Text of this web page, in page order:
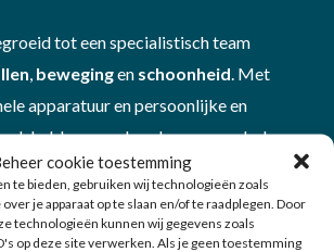
cookie toestemming
te bieden, gebruiken wij technologieën zoals
je apparaat op te slaan en/of te raadplegen. Door
technologieën kunnen wij gegevens zoals
op deze site verwerken. Als je geen toestemming
tot een specialistisch team
bewegingen schoonheid . Met
apparatuur en persoonlijke en
hebben we al veel mensen geholpen
te komen én te blijven. Plan
mineralencheckbij ons om te kijken
bent